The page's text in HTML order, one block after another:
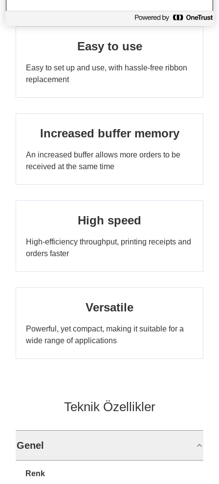
Easy to use
Easy to set up and use, with hassle-free ribbon
replacement
Increased buffer memory
An increased buffer allows more orders to be
received at the same time
High speed
High-efficiency throughput, printing receipts and
orders faster
Versatile
Powerful, yet compact, making it suitable for a
wide range of applications
Teknik Özellikler
Genel
Renk